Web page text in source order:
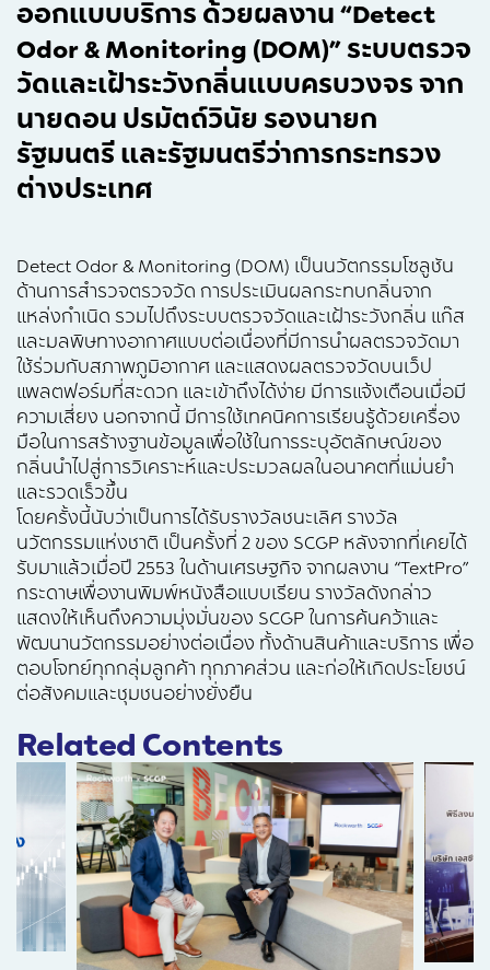
ออกแบบบริการ ด้วยผลงาน “Detect
Odor & Monitoring (DOM)” ระบบตรวจ
วัดและเฝ้าระวังกลิ่นแบบครบวงจร จาก
นายดอน ปรมัตถ์วินัย รองนายก
รัฐมนตรี และรัฐมนตรีว่าการกระทรวง
ต่างประเทศ
Detect Odor & Monitoring (DOM) เป็นนวัตกรรมโซลูชัน
ด้านการสำรวจตรวจวัด การประเมินผลกระทบกลิ่นจาก
แหล่งกำเนิด รวมไปถึงระบบตรวจวัดและเฝ้าระวังกลิ่น แก๊ส
และมลพิษทางอากาศแบบต่อเนื่องที่มีการนำผลตรวจวัดมา
ใช้ร่วมกับสภาพภูมิอากาศ และแสดงผลตรวจวัดบนเว็ป
แพลตฟอร์มที่สะดวก และเข้าถึงได้ง่าย มีการแจ้งเตือนเมื่อมี
ความเสี่ยง นอกจากนี้ มีการใช้เทคนิคการเรียนรู้ด้วยเครื่อง
มือในการสร้างฐานข้อมูลเพื่อใช้ในการระบุอัตลักษณ์ของ
กลิ่นนำไปสู่การวิเคราะห์และประมวลผลในอนาคตที่แม่นยำ
และรวดเร็วขึ้น
โดยครั้งนี้นับว่าเป็นการได้รับรางวัลชนะเลิศ รางวัล
นวัตกรรมแห่งชาติ เป็นครั้งที่ 2 ของ SCGP หลังจากที่เคยได้
รับมาแล้วเมื่อปี 2553 ในด้านเศรษฐกิจ จากผลงาน “TextPro”
กระดาษเพื่องานพิมพ์หนังสือแบบเรียน รางวัลดังกล่าว
แสดงให้เห็นถึงความมุ่งมั่นของ SCGP ในการค้นคว้าและ
พัฒนานวัตกรรมอย่างต่อเนื่อง ทั้งด้านสินค้าและบริการ เพื่อ
ตอบโจทย์ทุกกลุ่มลูกค้า ทุกภาคส่วน และก่อให้เกิดประโยชน์
ต่อสังคมและชุมชนอย่างยั่งยืน
Related Contents